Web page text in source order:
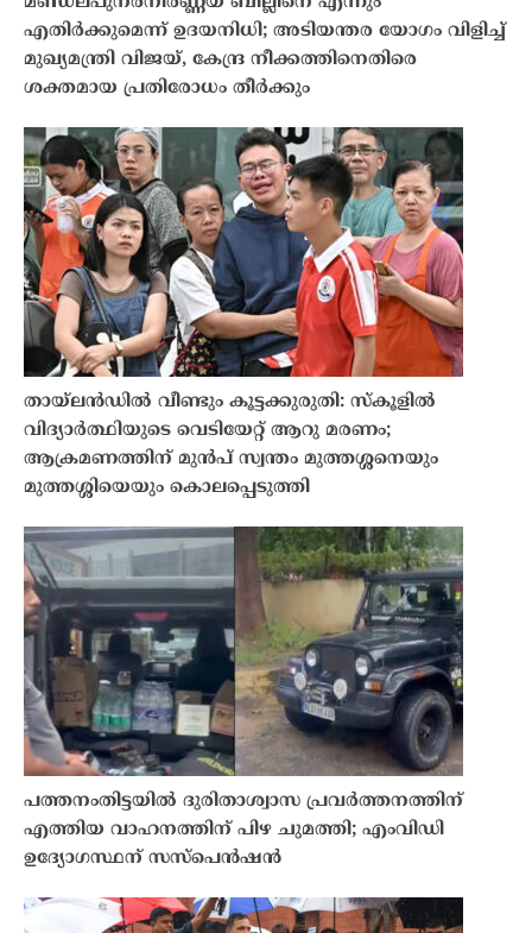
എതിർക്കുമെന്ന് ഉദയനിധി; അടിയന്തര യോഗം വിളിച്ച്
മുഖ്യമന്ത്രി വിജയ്, കേന്ദ്ര നീക്കത്തിനെതിരെ
ശക്തമായ പ്രതിരോധം തീർക്കും
തായ്‌ലൻഡിൽ വീണ്ടും കൂട്ടക്കുരുതി: സ്കൂളിൽ
വിദ്യാർത്ഥിയുടെ വെടിയേറ്റ് ആറു മരണം;
ആക്രമണത്തിന് മുൻപ് സ്വന്തം മുത്തശ്ശനെയും
മുത്തശ്ശിയെയും കൊലപ്പെടുത്തി
പത്തനംതിട്ടയിൽ ദുരിതാശ്വാസ പ്രവർത്തനത്തിന്
എത്തിയ വാഹനത്തിന് പിഴ ചുമത്തി; എംവിഡി
ഉദ്യോഗസ്ഥന് സസ്പെൻഷൻ